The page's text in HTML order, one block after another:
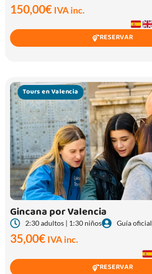
150,00€ IVA inc.
RESERVAR
Tours en Valencia
Gincana por Valencia
2:30 adultos | 1:30 niños Guía oficial
35,00€ IVA inc.
RESERVAR